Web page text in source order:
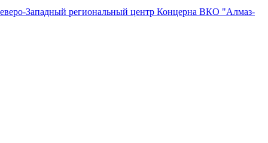
Западный региональный центр Концерна ВКО "Алмаз-